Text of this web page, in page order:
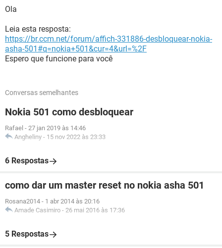
Ola
Leia esta resposta:
https://br.ccm.net/forum/affich-331886-desbloquear-nokia-
asha-501#q=nokia+501&cur=4&url=%2F
Espero que funcione para você
Conversas semelhantes
Nokia 501 como desbloquear
Rafael - 27 jan 2019 às 14:46
Angheliny - 15 nov 2022 às 23:33
6 Respostas
como dar um master reset no nokia asha 501
Rosana2014 - 1 abr 2014 às 20:16
Amade Casimiro - 26 mai 2016 às 17:36
5 Respostas